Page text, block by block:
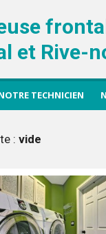
et Rive-
TECHNICIEN
: vide